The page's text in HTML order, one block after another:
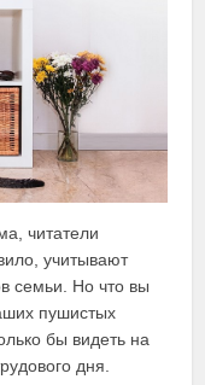
читатели
учитывают
семьи. Но что вы
пушистых
бы видеть на
дня.